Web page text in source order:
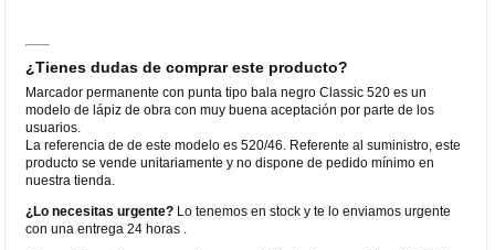
¿Tienes dudas de comprar este producto?
Marcador permanente con punta tipo bala negro Classic 520 es un
modelo de lápiz de obra con muy buena aceptación por parte de los
usuarios.
La referencia de de este modelo es 520/46. Referente al suministro, este
producto se vende unitariamente y no dispone de pedido mínimo en
nuestra tienda.
¿Lo necesitas urgente? Lo tenemos en stock y te lo enviamos urgente
con una entrega 24 horas .